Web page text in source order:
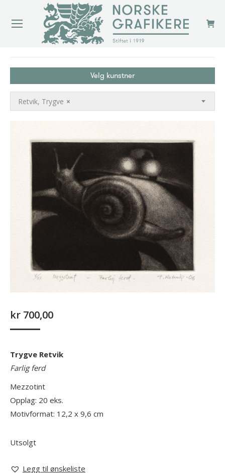
Velg kunstner
×
Retvik, Trygve
kr 700,00
Trygve Retvik
Farlig ferd
Mezzotint
Opplag: 20 eks.
Motivformat: 12,2 x 9,6 cm
Utsolgt
Legg til ønskeliste